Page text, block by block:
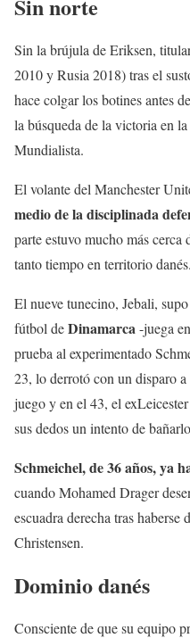
Sin norte
Sin la brújula de Eriksen,
2010 y Rusia 2018) tras el
hace colgar los botines antes
la búsqueda de la victoria en
Mundialista.
El volante del Manchester
medio de la disciplinada
parte estuvo mucho más cerca
tanto tiempo en territorio danés.
El nueve tunecino, Jebali,
fútbol deDinamarca-juega
prueba al experimentado
23, lo derrotó con un disparo
juego y en el 43, el
sus dedos un intento de
Schmeichel, de 36 años, ya
cuando Mohamed Drager
escuadra derecha tras
Christensen.
Dominio danés
Consciente de que su equipo